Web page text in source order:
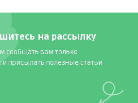
на рассылку
сообщать вам только
и присылать полезные статьи